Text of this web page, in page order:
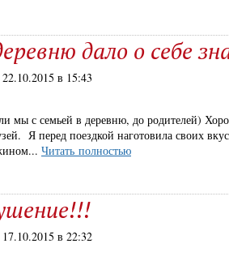
дало о себе
в 15:43
мы с семьей в деревню, до родителей)
Я перед поездкой наготовила своих
Читать полностью
в 22:32